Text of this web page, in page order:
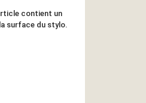
contient un
surface du stylo.